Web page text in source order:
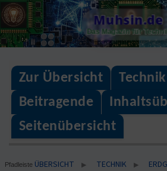
Skip
to
content
Muhsin.de
Das Magazin für
Zur Übersicht Technik
Beitragende
Seitenübersicht
Pfadleiste ÜBERSICHT ▶ TECHNIK ▶